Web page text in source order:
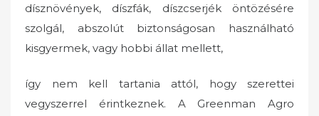
dísznövények, díszfák, díszcserjék öntözésére
szolgál, abszolút biztonságosan használható
kisgyermek, vagy hobbi állat mellett,
így nem kell tartania attól, hogy szerettei
vegyszerrel érintkeznek. A Greenman Agro